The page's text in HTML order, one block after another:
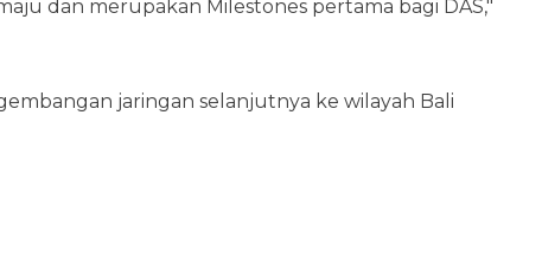
dan merupakan Milestones pertama bagi DAS,"
jaringan selanjutnya ke wilayah Bali